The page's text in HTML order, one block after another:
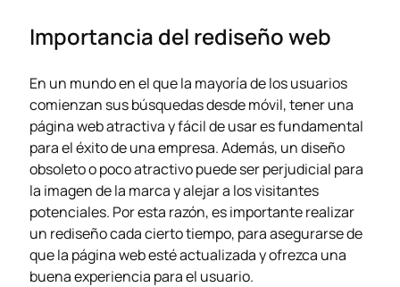
Importancia del rediseño web
En un mundo en el que la mayoría de los usuarios
comienzan sus búsquedas desde móvil, tener una
página web atractiva y fácil de usar es fundamental
para el éxito de una empresa. Además, un diseño
obsoleto o poco atractivo puede ser perjudicial para
la imagen de la marca y alejar a los visitantes
potenciales. Por esta razón, es importante realizar
un rediseño cada cierto tiempo, para asegurarse de
que la página web esté actualizada y ofrezca una
buena experiencia para el usuario.